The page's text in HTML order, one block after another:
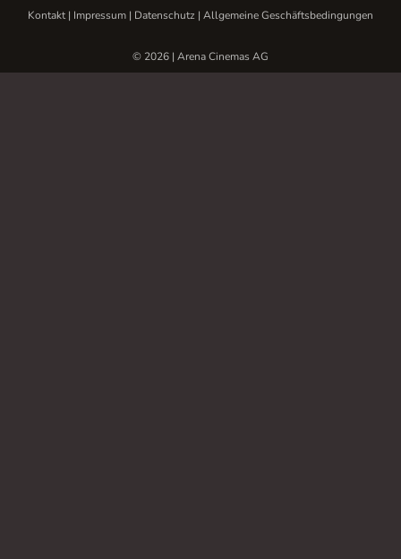
Kontakt| Impressum | Datenschutz | Allgemeine Geschäftsbedingungen
© 2026 | Arena Cinemas AG